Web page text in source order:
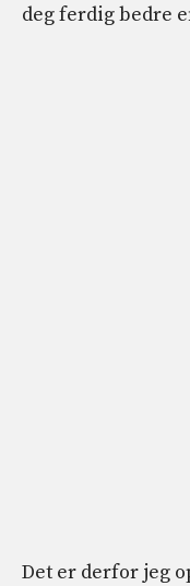
deg ferdig bedre
Det er derfor jeg